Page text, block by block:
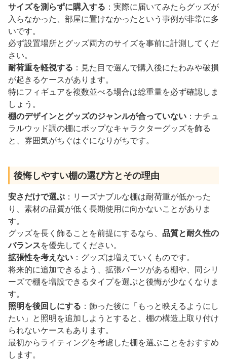
サイズを測らずに購入する ：実際に届いてみたらグッズが
入らなかった、部屋に置けなかったという事例が非常に多
いです。
必ず設置場所とグッズ両方のサイズを事前に計測してくだ
さい。
耐荷重を軽視する ：見た目で選んで購入後にたわみや破損
が起きるケースがあります。
特にフィギュアを複数並べる場合は総重量を必ず確認しま
しょう。
棚のデザインとグッズのジャンルが合っていない ：ナチュ
ラルウッド調の棚にポップなキャラクターグッズを飾る
と、雰囲気がちぐはぐになりがちです。
後悔しやすい棚の選び方とその理由
安さだけで選ぶ ：リーズナブルな棚は耐荷重が低かった
り、素材の品質が低く長期使用に向かないことがありま
す。
グッズを長く飾ることを前提にするなら、 品質と耐久性の
バランスを優先してください。
拡張性を考えない ：グッズは増えていくものです。
将来的に追加できるよう、拡張パーツがある棚や、同シリ
ーズで棚を増設できるタイプを選ぶと後悔が少なくなりま
す。
照明を後回しにする ：飾った後に「もっと映えるようにし
たい」と照明を追加しようとすると、棚の構造上取り付け
られないケースもあります。
最初からライティングを考慮した棚を選ぶことをおすすめ
します。